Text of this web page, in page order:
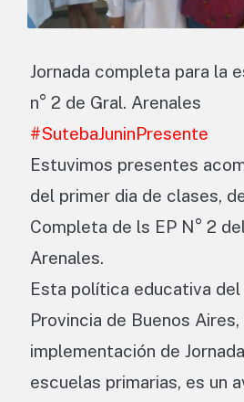
Jornada completa para la
n° 2 de Gral. Arenales
#SutebaJuninPresente
Estuvimos presentes
del primer dia de clases,
Completa de ls EP N° 2
Arenales.
Esta política educativa del
Provincia de Buenos Aires,
implementación de
escuelas primarias, es un